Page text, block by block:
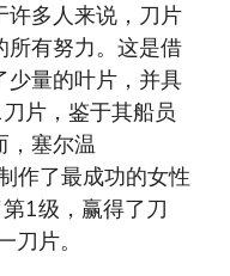
许多人来说，刀片
所有努力。这是借
少量的叶片，并具
片，鉴于其船员
，塞尔温
作了最成功的女性
1级，赢得了刀
片。